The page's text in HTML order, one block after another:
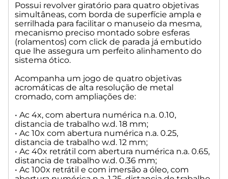
Sistema de focalização com comandos bilaterais (para
destros e canhotos) com botões de focalização macro e
micro conjugados e com graduação, equipados com
mecanismo de auto ajuste da manutenção da tensão
correta e com trava mecânica com dupla finalidade para
ajudar o usuário a encontrar o pré-foco e como proteção
contra quebra de lâminas.
Sistema de iluminação transmitida com lâmpada de LED,
embutida na base e controlada por placa eletrônica com
ajuste de intensidade com botão localizado na lateral.
Alimentação com proteção de voltagem e corrente, bivolt
automática de 85 a 265 v / 50 a 60 Hz. Chave de liga e
desliga.
Acompanha: Manual em português, fonte de alimentação,
capa de proteção e filtro de cor azul.
Possui revolver giratório para quatro objetivas
simultâneas, com borda de superfície ampla e
serrilhada para facilitar o manuseio da mesma,
mecanismo preciso montado sobre esferas
(rolamentos) com click de parada já embutido
que lhe assegura um perfeito alinhamento do
sistema ótico.
Acompanha um jogo de quatro objetivas
acromáticas de alta resolução de metal
cromado, com ampliações de:
• Ac 4x, com abertura numérica n.a. 0.10,
distancia de trabalho w.d. 18 mm;
• Ac 10x com abertura numérica n.a. 0.25,
distancia de trabalho w.d. 12 mm;
• Ac 40x retrátil com abertura numérica n.a. 0.65,
distancia de trabalho w.d. 0.36 mm;
• Ac 100x retrátil e com imersão a óleo, com